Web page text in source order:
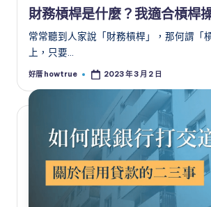
財務槓桿是什麼？我適合槓桿
常常聽到人家說「財務槓桿」，那何謂「
上，只要…
Posted
好厝 howtrue 2023 年 3 月 2 日